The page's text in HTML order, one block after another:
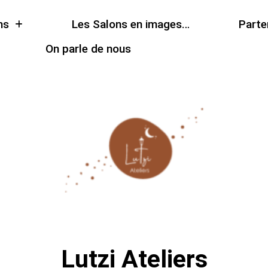
Les Salons en images…
On parle de nous
Lutzi Ateliers